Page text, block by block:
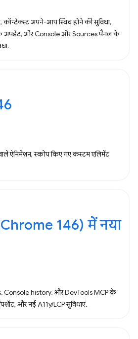
अपने-आप स्विच होने की सुविधा,
अपडेट, और Console और Sources पैनल के
वाले ऐनिमेशन, स्कोप किए गए कस्टम एलिमेंट
146) में नया
Console history, और DevTools MCP के
और नई A11y/LCP सुविधाएं.